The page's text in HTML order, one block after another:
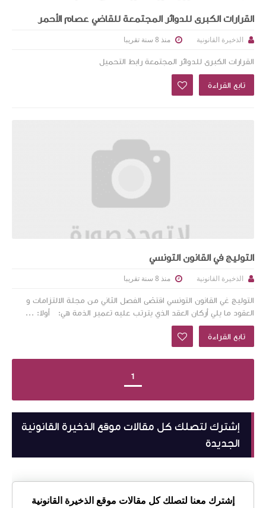
القرارات الكبرى للدوائر المجتمعة للقاضي عصام الأحمر
الذخيرة القانونية منذ 8 سنة تقريبا
القرارات الكبرى للدوائر المجتمعة رابط التحميل
تابع القراءة
التوليج في القانون التونسي
الذخيرة القانونية منذ 8 سنة تقريبا
التوليج غي القانون التونسي اقتضى الفصل الثاني من مجلة الالتزامات و
العقود ما يلي أركان العقد الذي يترتب عليه تعمير الذمة هي: أولا: ...
تابع القراءة
1
إشترك لتصلك كل مقالات موقع الذخيرة القانونية
الجديدة
إشترك معنا لتصلك كل مقالات موقع الذخيرة القانونية